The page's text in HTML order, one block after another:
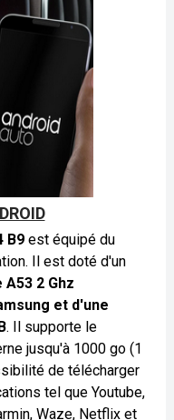
B9 est équipé du
Il est doté d'un
2 Ghz
et d'une
. Il supporte le
jusqu'à 1000 go (1
de télécharger
tel que Youtube,
Waze, Netflix et